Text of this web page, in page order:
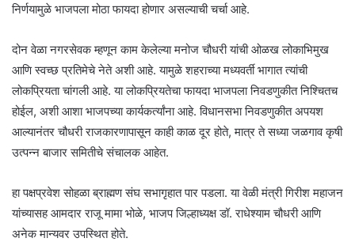
निर्णयामुळे भाजपला मोठा फायदा होणार असल्याची चर्चा आहे.
दोन वेळा नगरसेवक म्हणून काम केलेल्या मनोज चौधरी यांची ओळख लोकाभिमुख
आणि स्वच्छ प्रतिमेचे नेते अशी आहे. यामुळे शहराच्या मध्यवर्ती भागात त्यांची
लोकप्रियता चांगली आहे. या लोकप्रियतेचा फायदा भाजपला निवडणुकीत निश्चितच
होईल, अशी आशा भाजपच्या कार्यकर्त्यांना आहे. विधानसभा निवडणुकीत अपयश
आल्यानंतर चौधरी राजकारणापासून काही काळ दूर होते, मात्र ते सध्या जळगाव कृषी
उत्पन्न बाजार समितीचे संचालक आहेत.
हा पक्षप्रवेश सोहळा ब्राह्मण संघ सभागृहात पार पडला. या वेळी मंत्री गिरीश महाजन
यांच्यासह आमदार राजू मामा भोळे, भाजप जिल्हाध्यक्ष डॉ. राधेश्याम चौधरी आणि
अनेक मान्यवर उपस्थित होते.